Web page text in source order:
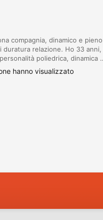
compagnia, dinamico e
relazione. Ho 33 anni,
poliedrica, dinamica
e che meriti mi sposto … htt...
hanno visualizzato